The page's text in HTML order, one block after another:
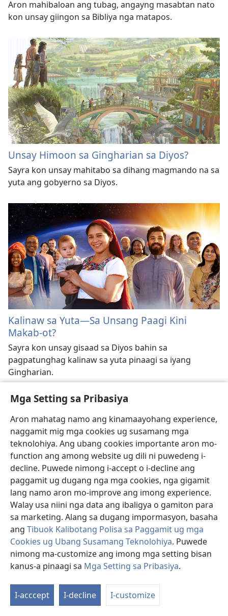
Mga Setting sa Pribasiya
Aron mahatag namo ang kinamaayohang experience,
naggamit mig mga cookies ug susamang mga
teknolohiya. Ang ubang cookies importante aron mo-
function ang among website ug dili ni puwedeng i-
decline. Puwede nimong i-accept o i-decline ang
paggamit ug dugang nga mga cookies, nga gigamit
lang namo aron mo-improve ang imong experience.
Walay usa niini nga data ang ibaligya o gamiton para
sa marketing. Alang sa dugang impormasyon, basaha
ang Tibuok Kalibotang Polisa sa Paggamit ug mga
Cookies ug Ubang Susamang Teknolohiya. Puwede
nimong ma-customize ang imong mga setting bisan
kanus-a pinaagi sa Mga Setting sa Pribasiya.
I-acccept I-decline I-customize
Aron mahibaloan ang tubag, angayng masabtan nato
kon unsay giingon sa Bibliya nga matapos.
Unsay Himoon sa Gingharian sa Diyos?
Sayra kon unsay mahitabo sa dihang magmando na sa
yuta ang gobyerno sa Diyos.
Kalinaw sa Yuta—Sa Unsang Paagi Kini
Makab-ot?
Sayra kon unsay gisaad sa Diyos bahin sa
pagpatunghag kalinaw sa yuta pinaagi sa iyang
Gingharian.
Mga Tawo, mga Dapit, ug mga
Butang
Makat-onan Kanila?
Tan-awa ang kalainan sa pipila ka maayong mga